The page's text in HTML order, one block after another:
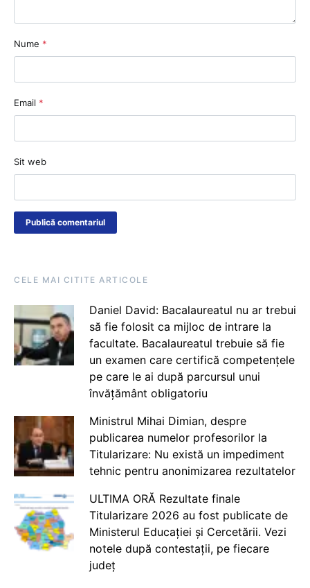
Nume *
Email *
Sit web
CELE MAI CITITE ARTICOLE
Daniel David: Bacalaureatul nu ar trebui
să fie folosit ca mijloc de intrare la
facultate. Bacalaureatul trebuie să fie
un examen care certifică competențele
pe care le ai după parcursul unui
învățământ obligatoriu
Ministrul Mihai Dimian, despre
publicarea numelor profesorilor la
Titularizare: Nu există un impediment
tehnic pentru anonimizarea rezultatelor
ULTIMA ORĂ Rezultate finale
Titularizare 2026 au fost publicate de
Ministerul Educației și Cercetării. Vezi
notele după contestații, pe fiecare
județ